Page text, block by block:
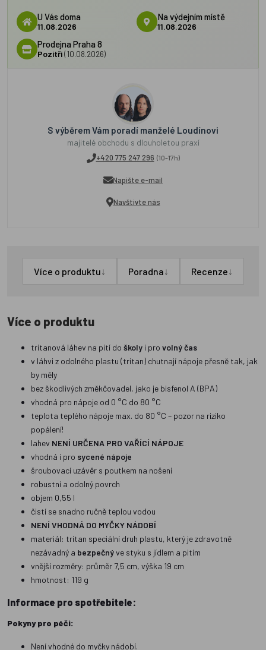
U Vás doma
11.08.2026
Na výdejním místě
11.08.2026
Prodejna Praha 8
Pozítří(10.08.2026)
S výběrem Vám poradí manželé Loudínovi
majitelé obchodu s dlouholetou praxí
+420 775 247 296 (10-17h)
Napište e-mail
Navštivte nás
Více o produktu↓ Poradna↓ Recenze↓
Více o produktu
tritanová láhev na pití do školy i pro volný čas
v láhvi z odolného plastu (tritan) chutnají nápoje přesně tak, jak
by měly
bez škodlivých změkčovadel, jako je bisfenol A (BPA)
vhodná pro nápoje od 0 °C do 80 °C
teplota teplého nápoje max. do 80 °C – pozor na riziko
popálení!
lahev NENÍ URČENA PRO VAŘÍCÍ NÁPOJE
vhodná i pro sycené nápoje
šroubovací uzávěr s poutkem na nošení
robustní a odolný povrch
objem 0,55 l
čistí se snadno ručně teplou vodou
NENÍ VHODNÁ DO MYČKY NÁDOBÍ
materiál: tritan speciální druh plastu, který je zdravotně
nezávadný a bezpečnýve styku s jídlem a pitím
vnější rozměry: průměr 7,5 cm, výška 19 cm
hmotnost: 119 g
Informace pro spotřebitele:
Pokyny pro péči:
Není vhodné do myčky nádobí.